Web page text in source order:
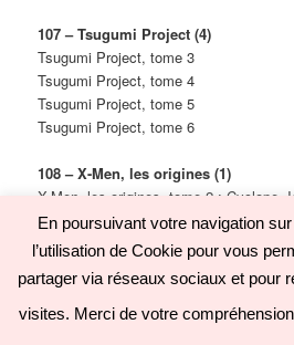
107 – Tsugumi Project (4)
Tsugumi Project, tome 3
Tsugumi Project, tome 4
Tsugumi Project, tome 5
Tsugumi Project, tome 6
108 – X-Men, les origines (1)
X-Men, les origines, tome 2 : Cyclope,
Fauve
XXX Holic, tome 2
XXX Holic, tome 3
En poursuivant votre navigation
l’utilisation de Cookie pour vous
partager via réseaux sociaux et pour
visites. Merci de votre